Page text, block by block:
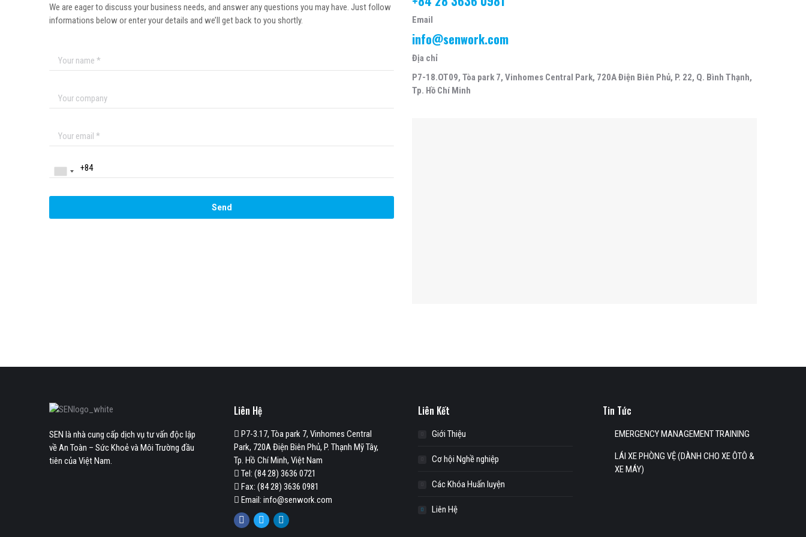
We are eager to discuss your business needs, and answer any questions you may have. Just follow
informations below or enter your details and we’ll get back to you shortly.
Email
info@senwork.com
Địa chỉ
P7-18.OT09, Tòa park 7, Vinhomes Central Park, 720A Điện Biên Phủ, P. 22, Q. Bình Thạnh,
Tp. Hồ Chí Minh
SEN là nhà cung cấp dịch vụ tư vấn độc lập
về An Toàn – Sức Khoẻ và Môi Trường đầu
tiên của Việt Nam.
Liên Hệ
P7-3.17, Tòa park 7, Vinhomes Central
Park, 720A Điện Biên Phủ, P. Thạnh Mỹ Tây,
Tp. Hồ Chí Minh, Việt Nam
Tel: (84 28) 3636 0721
Fax: (84 28) 3636 0981
Email: info@senwork.com
Facebook
TwitterLinkedin
Liên Kết
Giới Thiệu
Cơ hội Nghề nghiệp
Các Khóa Huấn luyện
Liên Hệ
Tin Tức
EMERGENCY MANAGEMENT TRAINING
LÁI XE PHÒNG VỆ (DÀNH CHO XE ÔTÔ &
XE MÁY)